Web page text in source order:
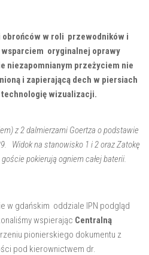
obrońców w roli przewodników i
oryginalnej oprawy
niezapomnianym przeżyciem nie
i zapierającą dech w piersiach
wizualizacji.
z 2 dalmierzami Goertza o podstawie
Widok na stanowisko 1 i 2 oraz Zatokę
pokierują ogniem całej baterii.
w gdańskim oddziale IPN podgląd
wspierając Centralną
pionierskiego dokumentu z
pod kierownictwem dr.